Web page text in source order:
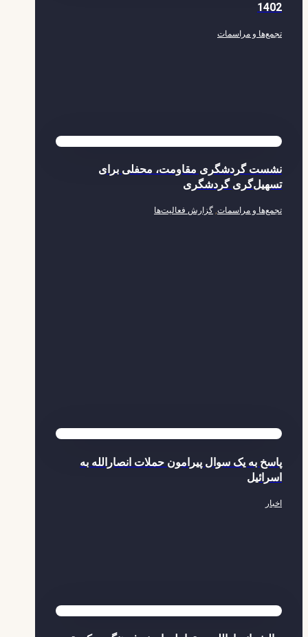
1402
تجمع‌ها و مراسمات
نشست گردشگری مقاومت، محفلی برای
تسهیل‌گری گردشگری
تجمع‌ها و مراسمات, گزارش فعالیت‌ها
پاسخ به یک سوال پیرامون حملات انصارالله به
اسرائیل
اخبار